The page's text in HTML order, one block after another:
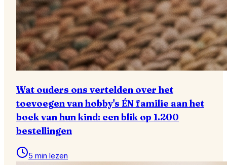
Wat ouders ons vertelden over het
toevoegen van hobby's ÉN familie aan het
boek van hun kind: een blik op 1.200
bestellingen
5 min lezen